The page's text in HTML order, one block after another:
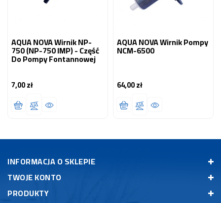
AQUA NOVA Wirnik NP-
750 (NP-750 IMP) - Część
Do Pompy Fontannowej
7,00 złCena
AQUA NOVA Wirnik Pompy
NCM-6500
64,00 złCena
INFORMACJA O SKLEPIE
TWOJE KONTO
PRODUKTY